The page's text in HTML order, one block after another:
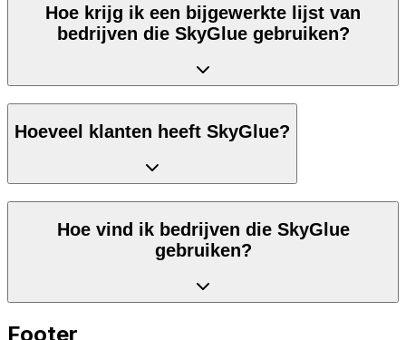
Hoe krijg ik een bijgewerkte lijst van
bedrijven die SkyGlue gebruiken?
Hoeveel klanten heeft SkyGlue?
Hoe vind ik bedrijven die SkyGlue
gebruiken?
Footer